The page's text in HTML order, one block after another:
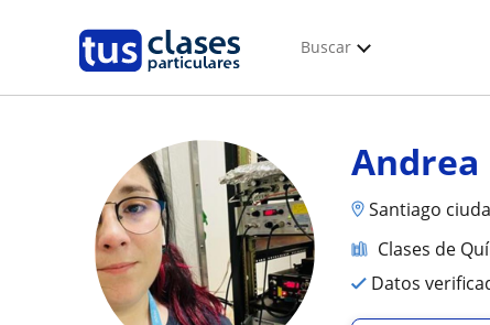
Buscar
Andrea
Santiago
Clases de
Datos